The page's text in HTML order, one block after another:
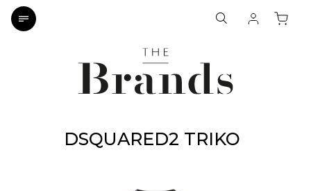
DSQUARED2 TRIKO